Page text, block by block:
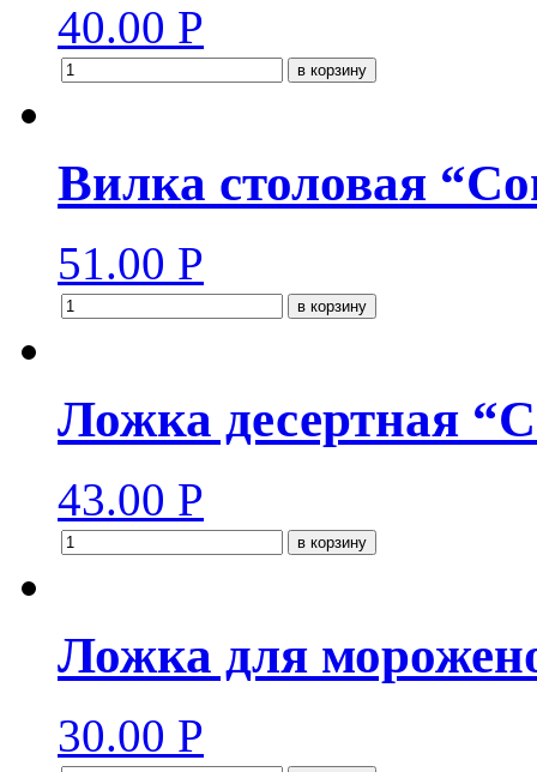
40.00 Р
в корзину
Вилка столовая
51.00 Р
в корзину
Ложка десертная
43.00 Р
в корзину
Ложка для
30.00 Р